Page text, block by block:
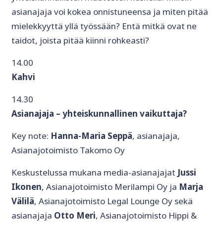
asianajaja voi kokea onnistuneensa ja miten pitää
mielekkyyttä yllä työssään? Entä mitkä ovat ne
taidot, joista pitää kiinni rohkeasti?
14.00
Kahvi
14.30
Asianajaja – yhteiskunnallinen vaikuttaja?
Key note: Hanna-Maria Seppä, asianajaja,
Asianajotoimisto Takomo Oy
Keskustelussa mukana media-asianajajat Jussi
Ikonen, Asianajotoimisto Merilampi Oy ja Marja
Välilä, Asianajotoimisto Legal Lounge Oy sekä
asianajaja Otto Meri, Asianajotoimisto Hippi &